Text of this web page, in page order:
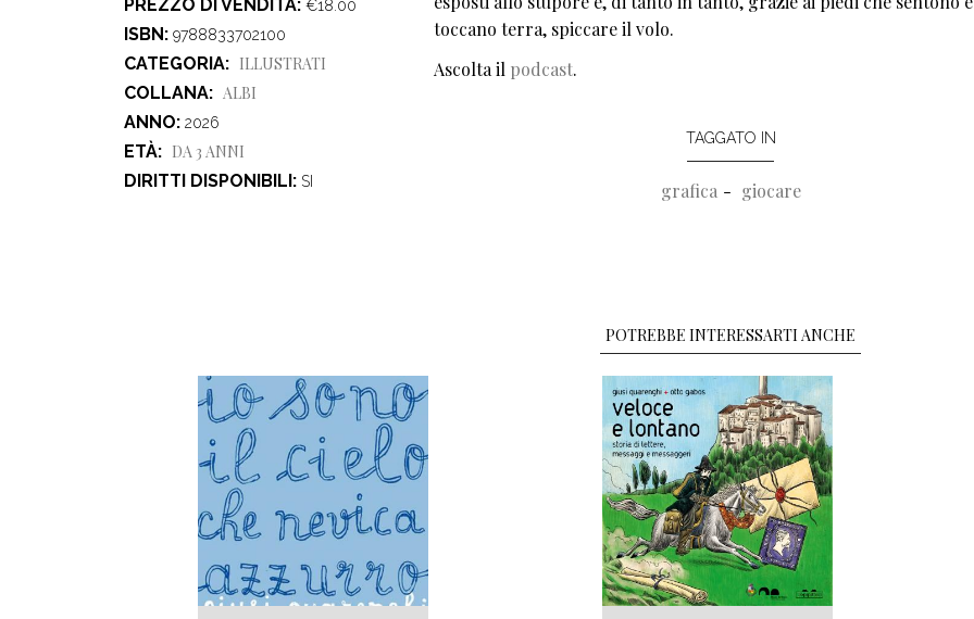
PREZZO DI VENDITA €18.00
ISBN 9788833702100
CATEGORIA
ILLUSTRATI
COLLANA
ALBI
ANNO 2026
ETÀ
DA 3 ANNI
DIRITTI DISPONIBILI SI
toccano terra, spiccare il volo.
Ascolta il podcast.
TAGGATO IN
grafica giocare
POTREBBE INTERESSARTI ANCHE